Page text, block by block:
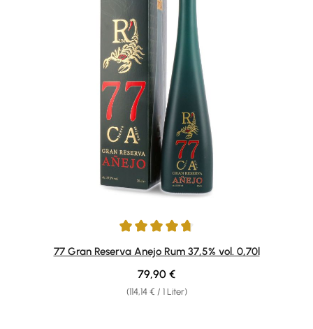
Durchschnittliche Bewertung von 4.86 von 5 Sternen
77 Gran Reserva Anejo Rum 37,5% vol. 0,70l
(114,14 € / 1 Liter)
Regulärer Preis:
79,90 €